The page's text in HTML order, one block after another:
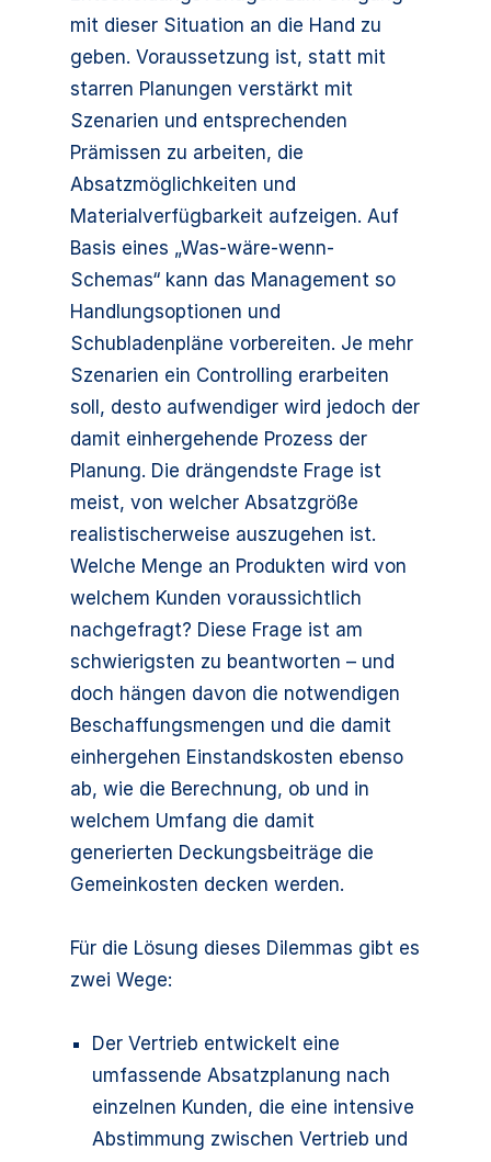
mit dieser Situation an die Hand zu
geben. Voraussetzung ist, statt mit
starren Planungen verstärkt mit
Szenarien und entsprechenden
Prämissen zu arbeiten, die
Absatzmöglichkeiten und
Materialverfügbarkeit aufzeigen. Auf
Basis eines „Was-wäre-wenn-
Schemas“ kann das Management so
Handlungsoptionen und
Schubladenpläne vorbereiten. Je mehr
Szenarien ein Controlling erarbeiten
soll, desto aufwendiger wird jedoch der
damit einhergehende Prozess der
Planung. Die drängendste Frage ist
meist, von welcher Absatzgröße
realistischerweise auszugehen ist.
Welche Menge an Produkten wird von
welchem Kunden voraussichtlich
nachgefragt? Diese Frage ist am
schwierigsten zu beantworten – und
doch hängen davon die notwendigen
Beschaffungsmengen und die damit
einhergehen Einstandskosten ebenso
ab, wie die Berechnung, ob und in
welchem Umfang die damit
generierten Deckungsbeiträge die
Gemeinkosten decken werden.
Für die Lösung dieses Dilemmas gibt es
zwei Wege:
Der Vertrieb entwickelt eine
umfassende Absatzplanung nach
einzelnen Kunden, die eine intensive
Abstimmung zwischen Vertrieb und